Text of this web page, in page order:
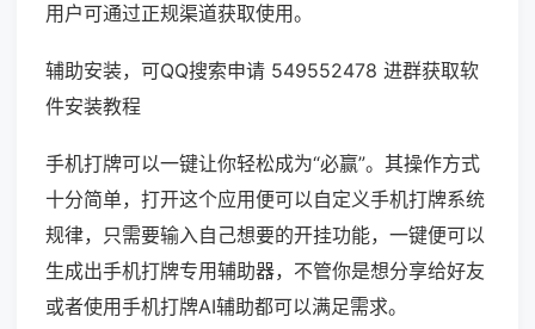
用户可通过正规渠道获取使用。
辅助安装，可QQ搜索申请 549552478 进群获取软
件安装教程
手机打牌可以一键让你轻松成为“必赢”。其操作方式
十分简单，打开这个应用便可以自定义手机打牌系统
规律，只需要输入自己想要的开挂功能，一键便可以
生成出手机打牌专用辅助器，不管你是想分享给好友
或者使用手机打牌AI辅助都可以满足需求。